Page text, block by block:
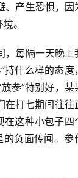
、产生恐惧，因
。
，每隔一天晚上
持什么样的态度
参”特别好，某
在打七期间往往
在这种小包子四
负面传闻。参